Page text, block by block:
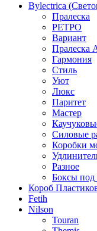
Bylectrica
Пралеска
РЕТРО
Вариант
Пралеска
Гармония
Стиль
Уют
Люкс
Паритет
Мастер
Силовые
Коробки
Разное
Боксы под
Короб
Fetih
Nilson
Touran